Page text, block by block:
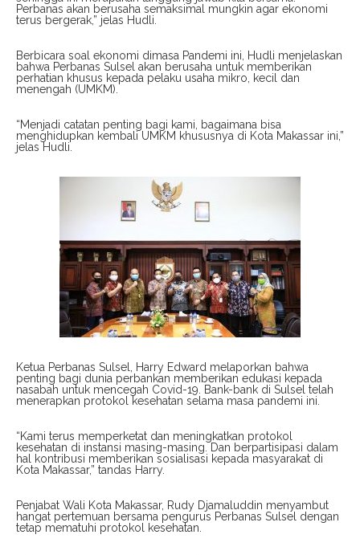
Perbanas akan berusaha semaksimal mungkin agar ekonomi
terus bergerak,” jelas Hudli.
Berbicara soal ekonomi dimasa Pandemi ini, Hudli menjelaskan
bahwa Perbanas Sulsel akan berusaha untuk memberikan
perhatian khusus kepada pelaku usaha mikro, kecil dan
menengah (UMKM).
“Menjadi catatan penting bagi kami, bagaimana bisa
menghidupkan kembali UMKM khususnya di Kota Makassar ini,”
jelas Hudli.
Ketua Perbanas Sulsel, Harry Edward melaporkan bahwa
penting bagi dunia perbankan memberikan edukasi kepada
nasabah untuk mencegah Covid-19. Bank-bank di Sulsel telah
menerapkan protokol kesehatan selama masa pandemi ini.
“Kami terus memperketat dan meningkatkan protokol
kesehatan di instansi masing-masing. Dan berpartisipasi dalam
hal kontribusi memberikan sosialisasi kepada masyarakat di
Kota Makassar,” tandas Harry.
Penjabat Wali Kota Makassar, Rudy Djamaluddin menyambut
hangat pertemuan bersama pengurus Perbanas Sulsel dengan
tetap mematuhi protokol kesehatan.